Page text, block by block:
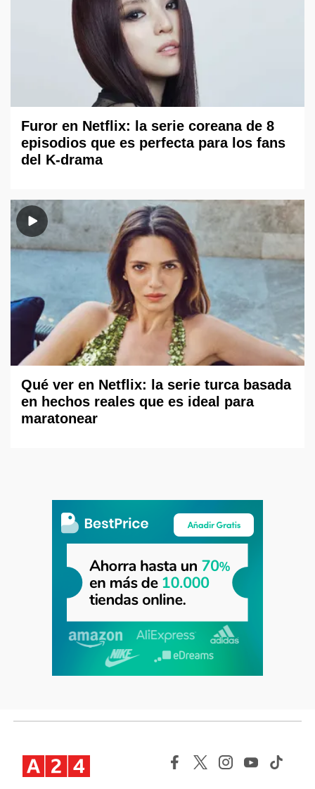
Furor en Netflix: la serie coreana de 8
episodios que es perfecta para los fans
del K-drama
Qué ver en Netflix: la serie turca basada
en hechos reales que es ideal para
maratonear